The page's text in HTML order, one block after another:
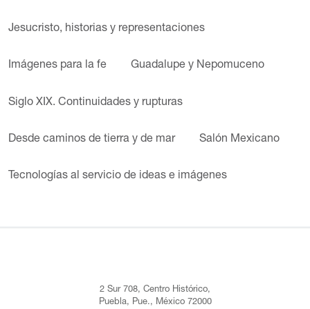
Jesucristo, historias y representaciones
Imágenes para la fe Guadalupe y Nepomuceno
Siglo XIX. Continuidades y rupturas
Desde caminos de tierra y de mar Salón Mexicano
Tecnologías al servicio de ideas e imágenes
2 Sur 708, Centro Histórico,
Puebla, Pue., México 72000